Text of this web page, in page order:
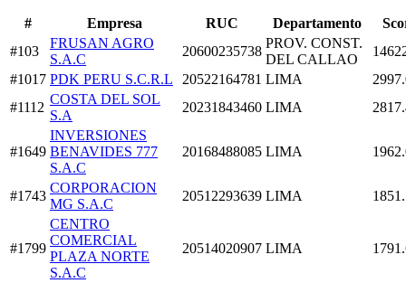
# Empresa RUC Departamento
#103
FRUSAN AGRO
S.A.C
20600235738
PROV. CONST.
DEL CALLAO
#1017 PDK PERU S.C.R.L 20522164781 LIMA
#1112
COSTA DEL SOL
S.A
20231843460 LIMA
#1649
INVERSIONES
BENAVIDES 777
S.A.C
20168488085 LIMA
#1743
CORPORACION
MG S.A.C
20512293639 LIMA
#1799
CENTRO
COMERCIAL
PLAZA NORTE
S.A.C
20514020907 LIMA